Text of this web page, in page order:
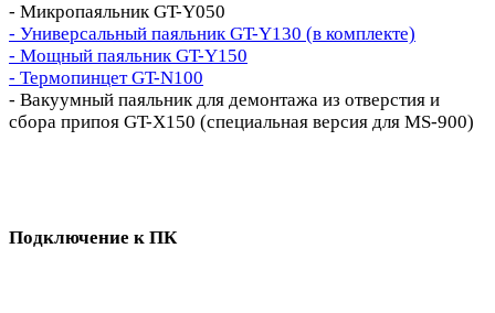
- Микропаяльник GT-Y050
- Универсальный паяльник GT-Y130 (в комплекте)
- Мощный паяльник GT-Y150
- Термопинцет GT-N100
- Вакуумный паяльник для демонтажа из отверстия и
сбора припоя GT-X150 (специальная версия для MS-900)
Подключение к ПК